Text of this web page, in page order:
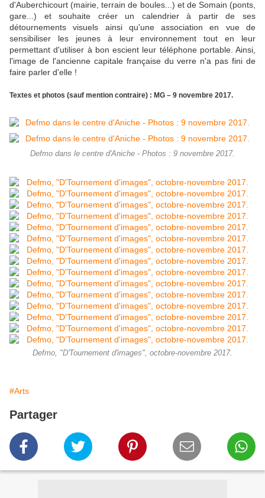
d'Auberchicourt (mairie, terrain de boules...) et de Somain (ponts,
gare...) et souhaite créer un calendrier à partir de ses
détournements visuels ainsi qu'une association en vue de
sensibiliser les jeunes à leur environnement tout en leur
permettant d'utiliser à bon escient leur téléphone portable. Ainsi,
l'image de l'ancienne capitale française du verre n'a pas fini de
faire parler d'elle !
Textes et photos (sauf mention contraire) : MG – 9 novembre 2017.
Defmo dans le centre d'Aniche - Photos : 9 novembre 2017.
Defmo, "D'Tournement d'images", octobre-novembre 2017.
#Arts
Partager